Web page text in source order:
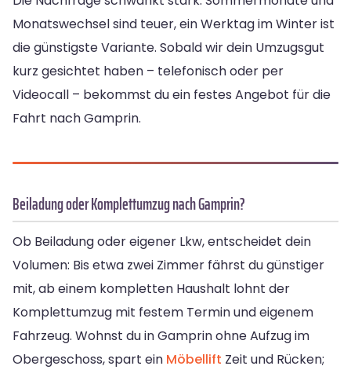
Monatswechsel sind teuer, ein Werktag im Winter ist
die günstigste Variante. Sobald wir dein Umzugsgut
kurz gesichtet haben – telefonisch oder per
Videocall – bekommst du ein festes Angebot für die
Fahrt nach Gamprin.
Beiladung oder Komplettumzug nach Gamprin?
Ob Beiladung oder eigener Lkw, entscheidet dein
Volumen: Bis etwa zwei Zimmer fährst du günstiger
mit, ab einem kompletten Haushalt lohnt der
Komplettumzug mit festem Termin und eigenem
Fahrzeug. Wohnst du in Gamprin ohne Aufzug im
Obergeschoss, spart ein Möbellift Zeit und Rücken;